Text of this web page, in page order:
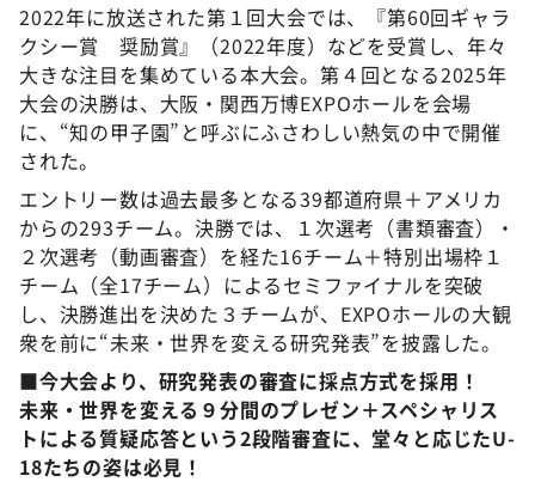
2022年に放送された第１回大会では、『第60回ギャラ
クシー賞 奨励賞』（2022年度）などを受賞し、年々
大きな注目を集めている本大会。第４回となる2025年
大会の決勝は、大阪・関西万博EXPOホールを会場
に、“知の甲子園”と呼ぶにふさわしい熱気の中で開催
された。
エントリー数は過去最多となる39都道府県＋アメリカ
からの293チーム。決勝では、１次選考（書類審査）・
２次選考（動画審査）を経た16チーム＋特別出場枠１
チーム（全17チーム）によるセミファイナルを突破
し、決勝進出を決めた３チームが、EXPOホールの大観
衆を前に“未来・世界を変える研究発表”を披露した。
■今大会より、研究発表の審査に採点方式を採用！
未来・世界を変える９分間のプレゼン＋スペシャリス
トによる質疑応答という2段階審査に、堂々と応じたU-
18たちの姿は必見！